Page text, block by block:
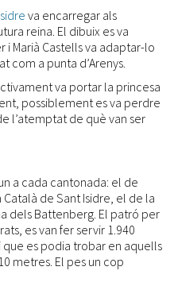
va encarregar als
reina. El dibuix es va
i Marià Castells va adaptar-lo
com a punta d’Arenys.
va portar la princesa
possiblement es va perdre
l’atemptat de què van ser
a cada cantonada: el de
de Sant Isidre, el de la
dels Battenberg. El patró per
es van fer servir 1.940
es podia trobar en aquells
metres. El pes un cop